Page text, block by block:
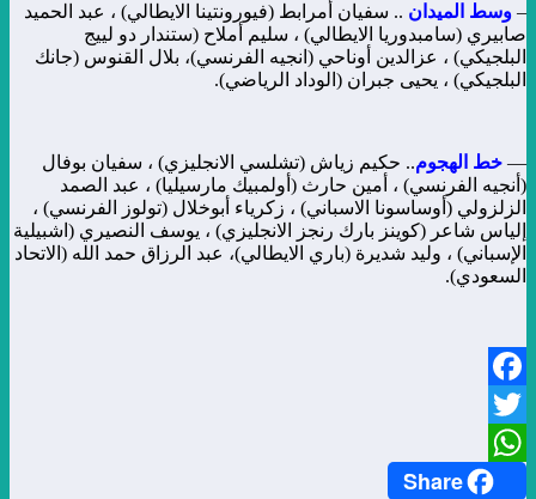
– وسط الميدان .. سفيان أمرابط (فيورونتينا الايطالي) ، عبد الحميد
صابيري (سامبدوريا الايطالي) ، سليم أملاح (ستندار دو لييج
البلجيكي) ، عزالدين أوناحي (انجيه الفرنسي)، بلال القنوس (جانك
البلجيكي) ، يحيى جبران (الوداد الرياضي).
— خط الهجوم.. حكيم زياش (تشلسي الانجليزي) ، سفيان بوفال
(أنجيه الفرنسي) ، أمين حارث (أولمبيك مارسيليا) ، عبد الصمد
الزلزولي (أوساسونا الاسباني) ، زكرياء أبوخلال (تولوز الفرنسي) ،
إلياس شاعر (كوينز بارك رنجز الانجليزي) ، يوسف النصيري (اشبيلية
الإسباني) ، وليد شديرة (باري الايطالي)، عبد الرزاق حمد الله (الاتحاد
السعودي).
Facebook
Twitter
WhatsApp
Share